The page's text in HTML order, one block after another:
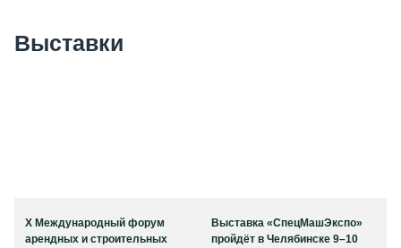
Выставки
X Международный форум
арендных и строительных
Выставка «СпецМашЭкспо»
пройдёт в Челябинске 9–10